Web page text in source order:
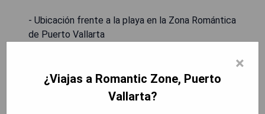
- Ubicación frente a la playa en la Zona Romántica
de Puerto Vallarta
experiencia romántica inolvidable
- Hermosas instalaciones con vistas
×
¿Viajas a Romantic Zone, Puerto
Vallarta?